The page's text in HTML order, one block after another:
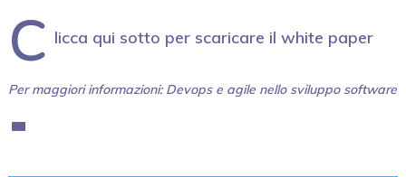
C licca qui sotto per scaricare il white paper
Per maggiori informazioni: Devops e agile nello sviluppo software